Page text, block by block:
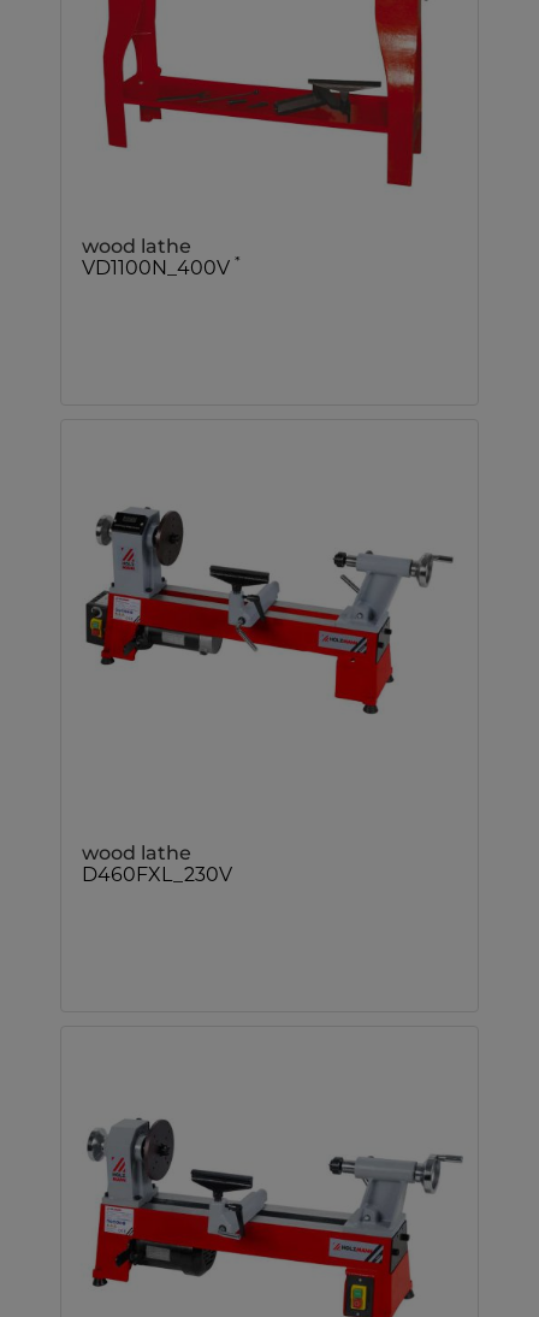
wood lathe
VD1100N_400V *
wood lathe
D460FXL_230V